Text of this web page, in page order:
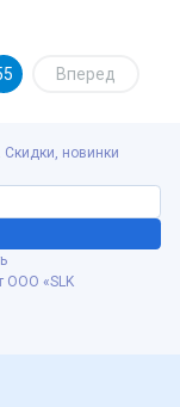
Вперед
Скидки, новинки
ООО «SLK